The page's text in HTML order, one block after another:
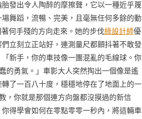
發出令人陶醉的摩擦聲，它以一種近乎蔑
舞蹈，流暢、完美，且毫無任何多餘的動
何手殘的方向走來。她的步伐綠設計師優
立刻立正站好，連測量尺都顫抖著不敢發
新手，你的車技像一團混亂的毛線球。你
的勇氣。」車影大人突然掏出一個像是遙
了一百八十度，穩穩地停在了地面上的一
，你就是那個連方向盤都沒摸過的新信
得學會如何在零點零零一秒內，將這輛車